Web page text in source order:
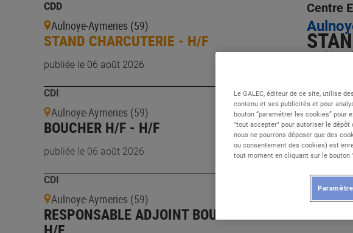
CDD
Aulnoye-Aymeries (59)
STAND CHARCUTERIE - H/F
publiée le 06 août 2026
CDI
Aulnoye-Aymeries (59)
BOUCHER H/F - H/F
publiée le 06 août 2026
CDI
Aulnoye-Aymeries (59)
RESPONSABLE ADJOINT BOUCHERIE -
publiée le
Centre
Type
Études :
Le GALEC, éditeur de ce site, utilise
contenu et ses publicités et pour
bouton “paramétrer les cookies” pour
"tout accepter" pour autoriser le dépôt
nous ne pourrons déposer que des
ou consentement des cookies) est
tout moment en cliquant sur le bouton